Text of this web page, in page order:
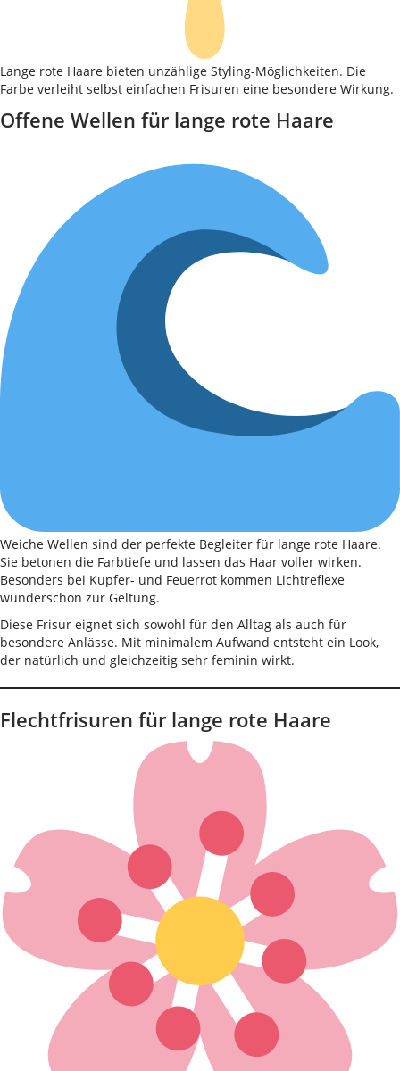
Lange rote Haare bieten unzählige Styling-Möglichkeiten. Die
Farbe verleiht selbst einfachen Frisuren eine besondere Wirkung.
Offene Wellen für lange rote Haare
Weiche Wellen sind der perfekte Begleiter für lange rote Haare.
Sie betonen die Farbtiefe und lassen das Haar voller wirken.
Besonders bei Kupfer- und Feuerrot kommen Lichtreflexe
wunderschön zur Geltung.
Diese Frisur eignet sich sowohl für den Alltag als auch für
besondere Anlässe. Mit minimalem Aufwand entsteht ein Look,
der natürlich und gleichzeitig sehr feminin wirkt.
Flechtfrisuren für lange rote Haare